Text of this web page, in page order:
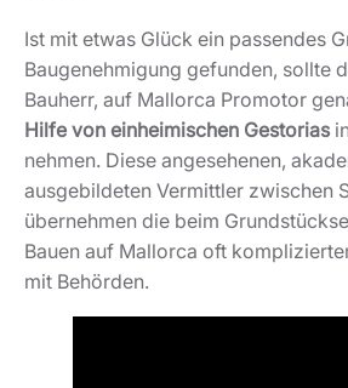
Ist mit etwas Glück ein passendes
Baugenehmigung gefunden, sollte
Bauherr, auf Mallorca Promotor
Hilfe von einheimischen Gestorias
nehmen. Diese angesehenen,
ausgebildeten Vermittler zwischen
übernehmen die beim
Bauen auf Mallorca oft
mit Behörden.